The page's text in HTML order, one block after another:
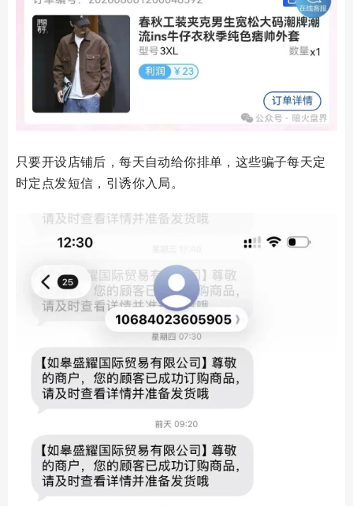
只要开设店铺后，每天自动给你排单，这些骗子每天定
时定点发短信，引诱你入局。